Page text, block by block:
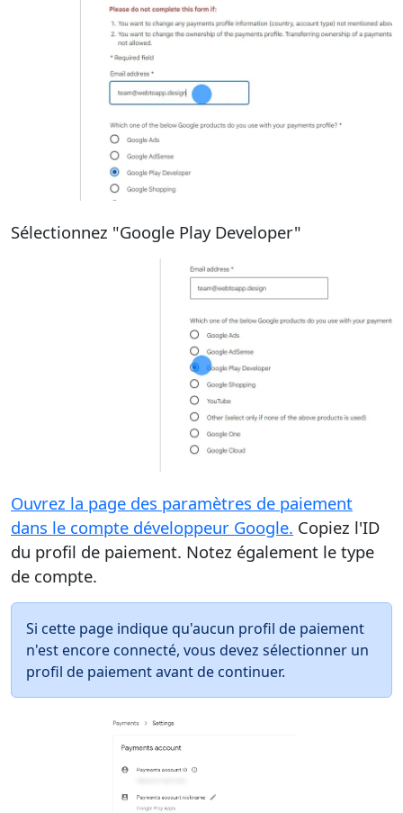
Sélectionnez "Google Play Developer"
Ouvrez la page des paramètres de paiement
dans le compte développeur Google. Copiez l'ID
du profil de paiement. Notez également le type
de compte.
Si cette page indique qu'aucun profil de paiement
n'est encore connecté, vous devez sélectionner un
profil de paiement avant de continuer.